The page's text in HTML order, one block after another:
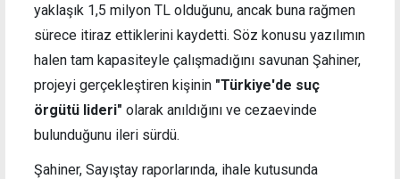
yaklaşık 1,5 milyon TL olduğunu, ancak buna rağmen
sürece itiraz ettiklerini kaydetti. Söz konusu yazılımın
halen tam kapasiteyle çalışmadığını savunan Şahiner,
projeyi gerçekleştiren kişinin "Türkiye'de suç
örgütü lideri" olarak anıldığını ve cezaevinde
bulunduğunu ileri sürdü.
Şahiner, Sayıştay raporlarında, ihale kutusunda